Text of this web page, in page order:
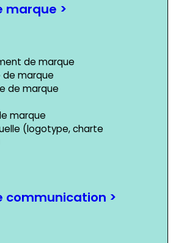
marque >
de marque
marque
de marque
marque
(logotype, charte
communication >